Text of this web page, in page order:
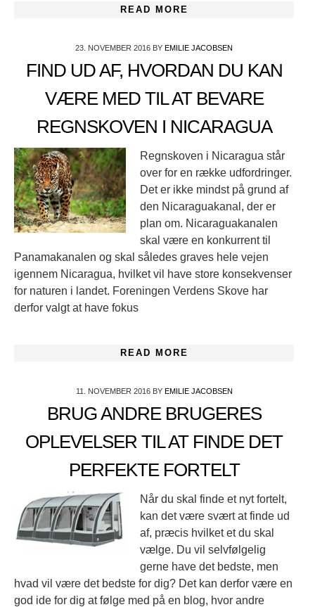
READ MORE
23. NOVEMBER 2016 BY EMILIE JACOBSEN
FIND UD AF, HVORDAN DU KAN
VÆRE MED TIL AT BEVARE
REGNSKOVEN I NICARAGUA
Regnskoven i Nicaragua står
over for en række udfordringer.
Det er ikke mindst på grund af
den Nicaraguakanal, der er
plan om. Nicaraguakanalen
skal være en konkurrent til
Panamakanalen og skal således graves hele vejen
igennem Nicaragua, hvilket vil have store konsekvenser
for naturen i landet. Foreningen Verdens Skove har
derfor valgt at have fokus
READ MORE
11. NOVEMBER 2016BY EMILIE JACOBSEN
BRUG ANDRE BRUGERES
OPLEVELSER TIL AT FINDE DET
PERFEKTE FORTELT
Når du skal finde et nyt fortelt,
kan det være svært at finde ud
af, præcis hvilket et du skal
vælge. Du vil selvfølgelig
gerne have det bedste, men
hvad vil være det bedste for dig? Det kan derfor være en
god ide for dig at følge med på en blog, hvor andre